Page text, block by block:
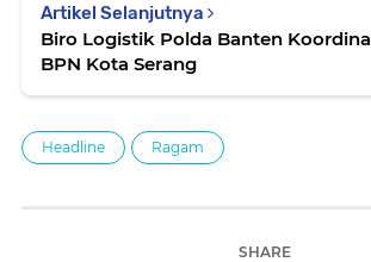
Artikel Selanjutnya
Biro Logistik Polda Banten
BPN Kota Serang
Headline Ragam
SHARE